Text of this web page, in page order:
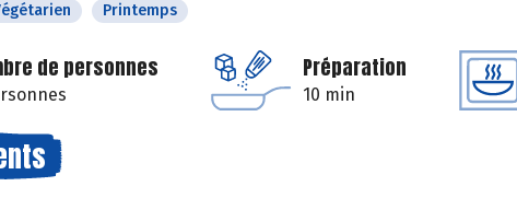
Printemps
de personnes Préparation
10 min